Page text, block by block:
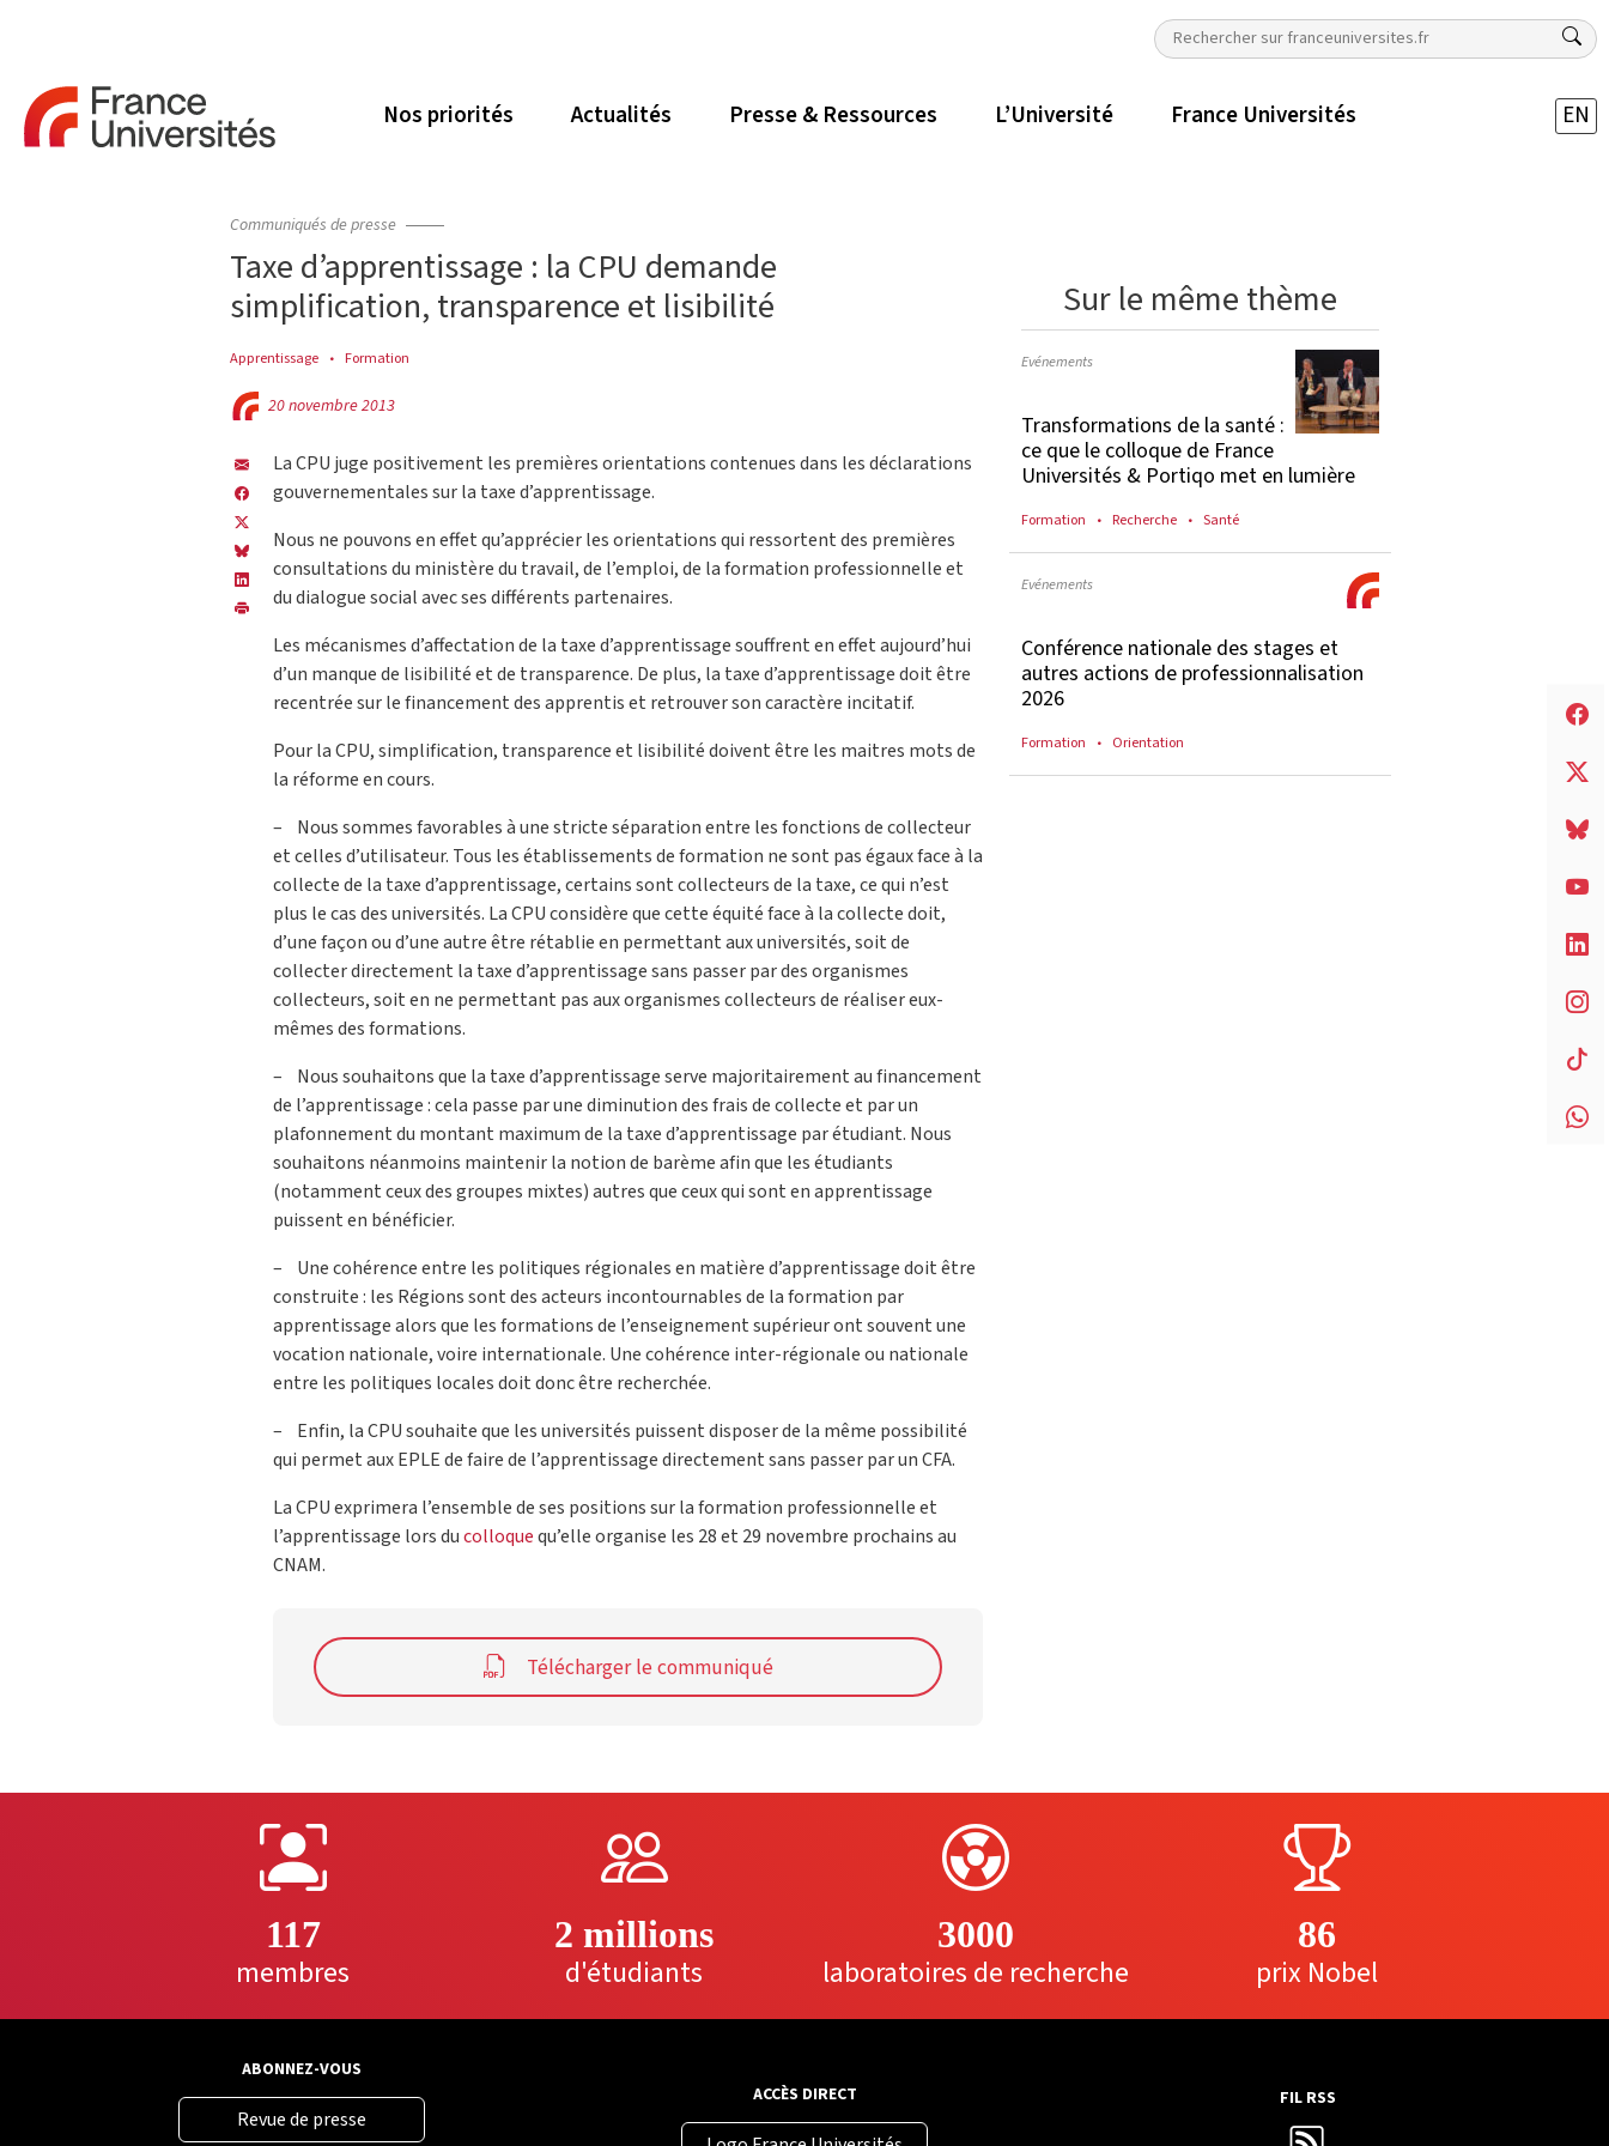
Nos priorités Actualités Presse & Ressources L’Université France Universités EN
Communiqués de presse
Taxe d’apprentissage : la CPU demande
simplification, transparence et lisibilité
Apprentissage Formation
20 novembre 2013
La CPU juge positivement les premières orientations contenues dans les déclarations
gouvernementales sur la taxe d’apprentissage.
Nous ne pouvons en effet qu’apprécier les orientations qui ressortent des premières
consultations du ministère du travail, de l’emploi, de la formation professionnelle et
du dialogue social avec ses différents partenaires.
Les mécanismes d’affectation de la taxe d’apprentissage souffrent en effet aujourd’hui
d’un manque de lisibilité et de transparence. De plus, la taxe d’apprentissage doit être
recentrée sur le financement des apprentis et retrouver son caractère incitatif.
Pour la CPU, simplification, transparence et lisibilité doivent être les maitres mots de
la réforme en cours.
– Nous sommes favorables à une stricte séparation entre les fonctions de collecteur
et celles d’utilisateur. Tous les établissements de formation ne sont pas égaux face à la
collecte de la taxe d’apprentissage, certains sont collecteurs de la taxe, ce qui n’est
plus le cas des universités. La CPU considère que cette équité face à la collecte doit,
d’une façon ou d’une autre être rétablie en permettant aux universités, soit de
collecter directement la taxe d’apprentissage sans passer par des organismes
collecteurs, soit en ne permettant pas aux organismes collecteurs de réaliser eux-
mêmes des formations.
– Nous souhaitons que la taxe d’apprentissage serve majoritairement au financement
de l’apprentissage : cela passe par une diminution des frais de collecte et par un
plafonnement du montant maximum de la taxe d’apprentissage par étudiant. Nous
souhaitons néanmoins maintenir la notion de barème afin que les étudiants
(notamment ceux des groupes mixtes) autres que ceux qui sont en apprentissage
puissent en bénéficier.
– Une cohérence entre les politiques régionales en matière d’apprentissage doit être
construite : les Régions sont des acteurs incontournables de la formation par
apprentissage alors que les formations de l’enseignement supérieur ont souvent une
vocation nationale, voire internationale. Une cohérence inter-régionale ou nationale
entre les politiques locales doit donc être recherchée.
– Enfin, la CPU souhaite que les universités puissent disposer de la même possibilité
qui permet aux EPLE de faire de l’apprentissage directement sans passer par un CFA.
La CPU exprimera l’ensemble de ses positions sur la formation professionnelle et
l’apprentissage lors ducolloquequ’elle organise les 28 et 29 novembre prochains au
CNAM.
Télécharger le communiqué
Sur le même thème
Evénements
Transformations de la santé :
ce que le colloque de France
Universités & Portiqo met en lumière
Formation Recherche Santé
Evénements
Conférence nationale des stages et
autres actions de professionnalisation
2026
Formation Orientation
117
membres
2 millions
d'étudiants
3000
laboratoires de recherche
86
prix Nobel
ABONNEZ-VOUS
Revue de presse
ACCÈS DIRECT FIL RSS